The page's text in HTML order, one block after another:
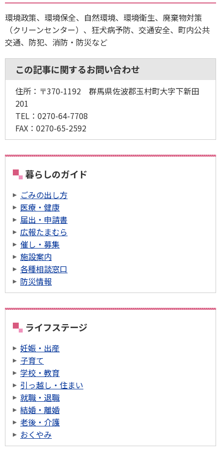
環境政策、環境保全、自然環境、環境衛生、廃棄物対策
（クリーンセンター）、狂犬病予防、交通安全、町内公共
交通、防犯、消防・防災など
この記事に関するお問い合わせ
住所：〒370-1192 群馬県佐波郡玉村町大字下新田
201
TEL：0270-64-7708
FAX：0270-65-2592
暮らしのガイド
ごみの出し方
医療・健康
届出・申請書
広報たまむら
催し・募集
施設案内
各種相談窓口
防災情報
ライフステージ
妊娠・出産
子育て
学校・教育
引っ越し・住まい
就職・退職
結婚・離婚
老後・介護
おくやみ